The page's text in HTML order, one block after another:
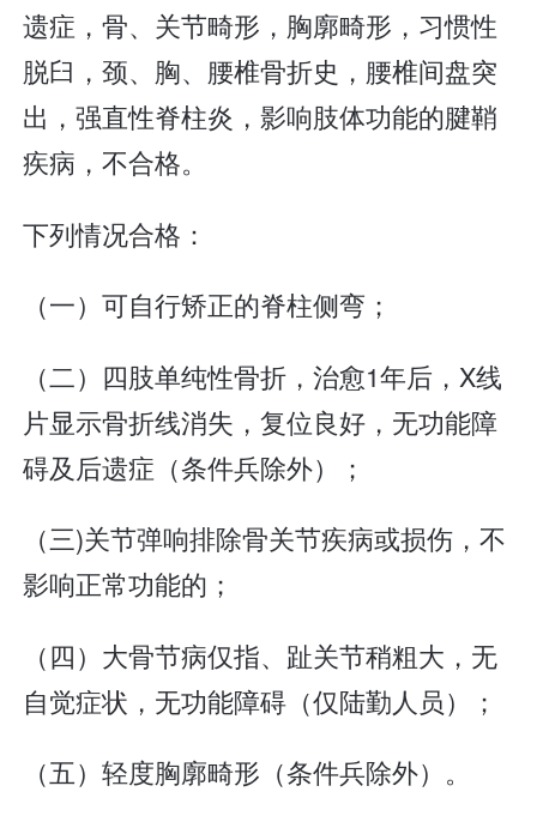
遗症，骨、关节畸形，胸廓畸形，习惯性
脱臼，颈、胸、腰椎骨折史，腰椎间盘突
出，强直性脊柱炎，影响肢体功能的腱鞘
疾病，不合格。
下列情况合格：
（一）可自行矫正的脊柱侧弯；
（二）四肢单纯性骨折，治愈1年后，X线
片显示骨折线消失，复位良好，无功能障
碍及后遗症（条件兵除外）；
（三)关节弹响排除骨关节疾病或损伤，不
影响正常功能的；
（四）大骨节病仅指、趾关节稍粗大，无
自觉症状，无功能障碍（仅陆勤人员）；
（五）轻度胸廓畸形（条件兵除外）。